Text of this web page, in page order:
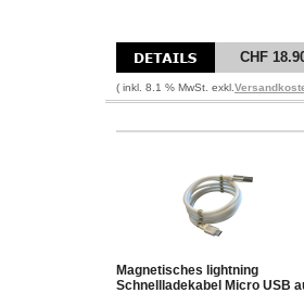
CHF
( inkl. 8.1 % MwSt. exkl.
Magnetisches lightning
Schnellladekabel Micro USB